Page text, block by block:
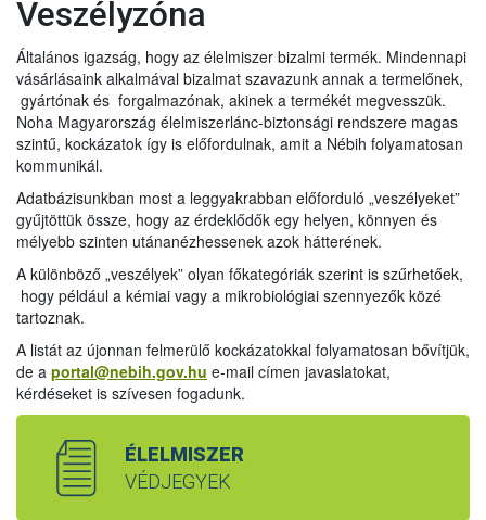
Veszélyzóna
Általános igazság, hogy az élelmiszer bizalmi termék. Mindennapi
vásárlásaink alkalmával bizalmat szavazunk annak a termelőnek,
gyártónak és forgalmazónak, akinek a termékét megvesszük.
Noha Magyarország élelmiszerlánc-biztonsági rendszere magas
szintű, kockázatok így is előfordulnak, amit a Nébih folyamatosan
kommunikál.
Adatbázisunkban most a leggyakrabban előforduló „veszélyeket”
gyűjtöttük össze, hogy az érdeklődők egy helyen, könnyen és
mélyebb szinten utánanézhessenek azok hátterének.
A különböző „veszélyek” olyan főkategóriák szerint is szűrhetőek,
hogy például a kémiai vagy a mikrobiológiai szennyezők közé
tartoznak.
A listát az újonnan felmerülő kockázatokkal folyamatosan bővítjük,
de a portal@nebih.gov.hu e-mail címen javaslatokat,
kérdéseket is szívesen fogadunk.
ÉLELMISZER
VÉDJEGYEK